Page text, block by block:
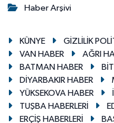
Haber Arşivi
KÜNYE GİZLİLİK
VAN HABER
AĞRI
BATMAN HABER
DİYARBAKIR HABER
YÜKSEKOVA HABER
TUŞBA HABERLERİ
ERÇİŞ HABERLERİ